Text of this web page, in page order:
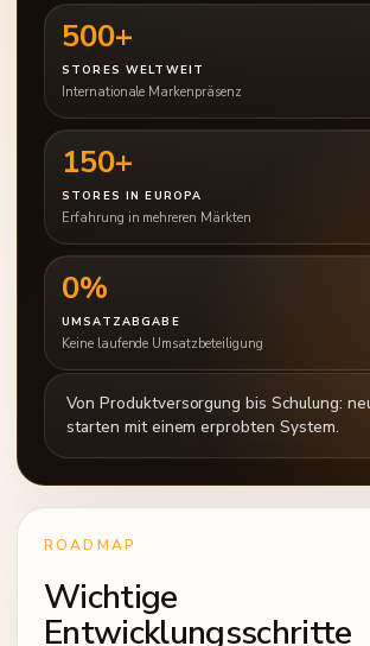
500+
STORES WELTWEIT
Internationale Markenpräsenz
150+
STORES IN EUROPA
Erfahrung in mehreren Märkten
0%
UMSATZABGABE
Keine laufende Umsatzbeteiligung
Von Produktversorgung bis Schulung:
starten mit einem erprobten System.
ROADMAP
Wichtige
Entwicklungsschritte